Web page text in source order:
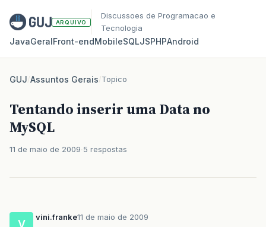
ARQUIVO
Discussoes de Programacao e
Tecnologia
JavaGeralFront‑endMobileSQLJSPHPAndroid
GUJ/Assuntos Gerais/Topico
Tentando inserir uma Data no
MySQL
11 de maio de 2009 5 respostas
V
vini.franke11 de maio de 2009